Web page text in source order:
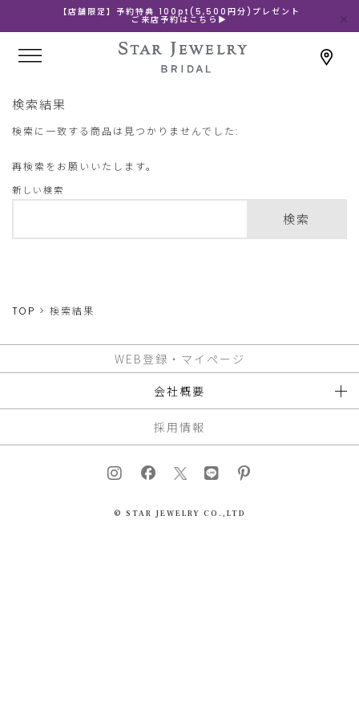
【店舗限定】予約特典 100pt(5,500円分)プレゼント
ご来店予約はこちら▶
検索結果
検索に一致する商品は見つかりませんでした:
再検索をお願いいたします。
新しい検索
検索
TOP 検索結果
WEB登録・マイページ
会社概要
採用情報
© STAR JEWELRY CO.,LTD